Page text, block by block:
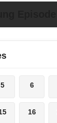
5 6
16